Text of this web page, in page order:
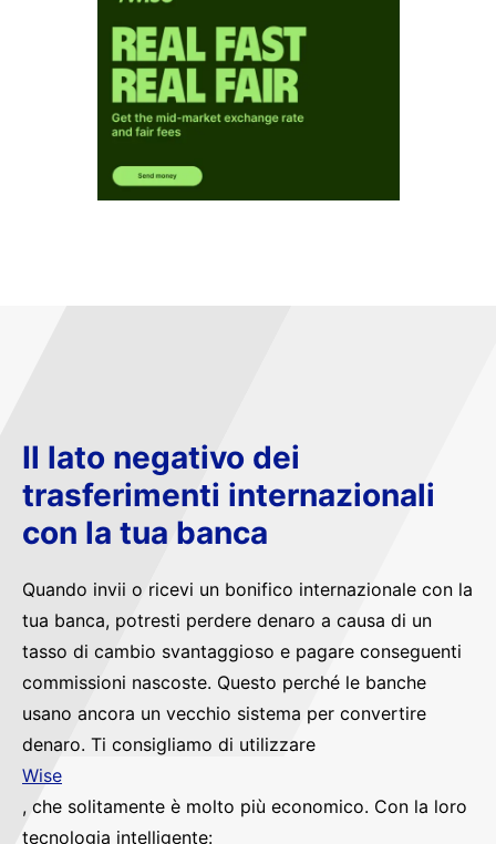
Il lato negativo dei
trasferimenti internazionali
con la tua banca
Quando invii o ricevi un bonifico internazionale con la
tua banca, potresti perdere denaro a causa di un
tasso di cambio svantaggioso e pagare conseguenti
commissioni nascoste. Questo perché le banche
usano ancora un vecchio sistema per convertire
denaro. Ti consigliamo di utilizzare
Wise
, che solitamente è molto più economico. Con la loro
tecnologia intelligente: